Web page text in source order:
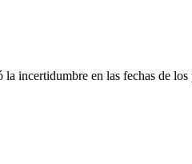
incertidumbre en las fechas de los